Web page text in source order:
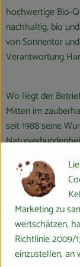
hochwertige Bio-
nachhaltig, bio
von Sonnentor
Verantwortung
Wo liegt der
Mitten im
seit 1988 seine
Wie ist der
Sonnentor ist
alternativem
bewertet
anhand der
Wirtschaft
Marketing zu
wertschätzen,
Richtlinie 2009/
einzustellen, an